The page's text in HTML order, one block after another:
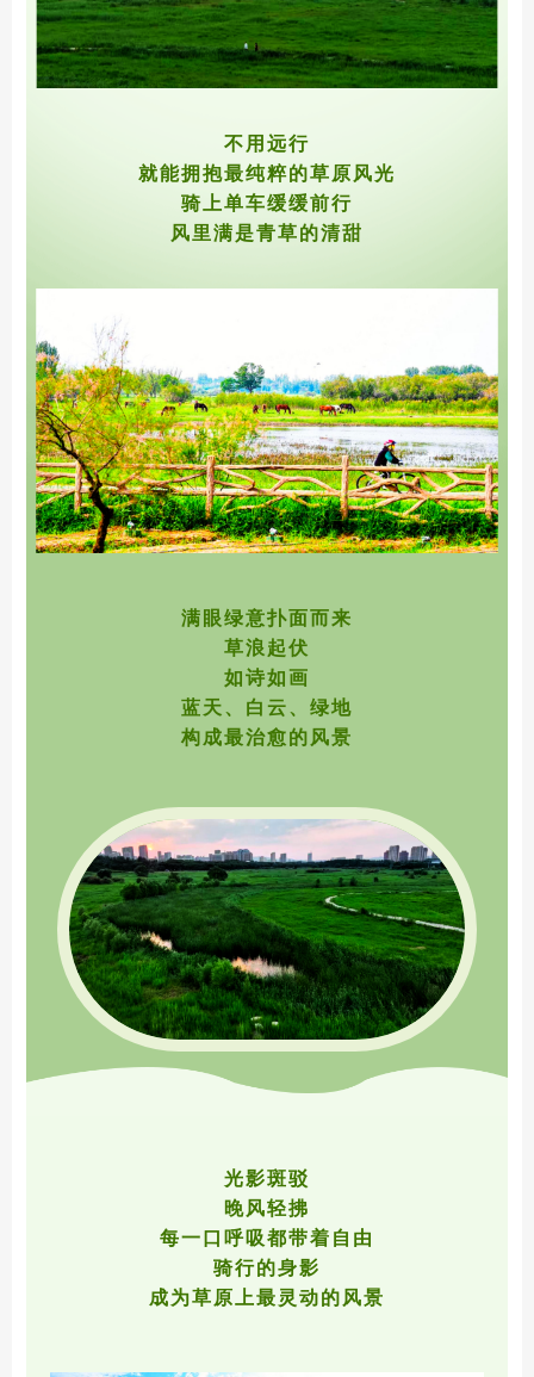
不用远行
就能拥抱最纯粹的草原风光
骑上单车缓缓前行
风里满是青草的清甜
满眼绿意扑面而来
草浪起伏
如诗如画
蓝天、白云、绿地
构成最治愈的风景
光影斑驳
晚风轻拂
每一口呼吸都带着自由
骑行的身影
成为草原上最灵动的风景